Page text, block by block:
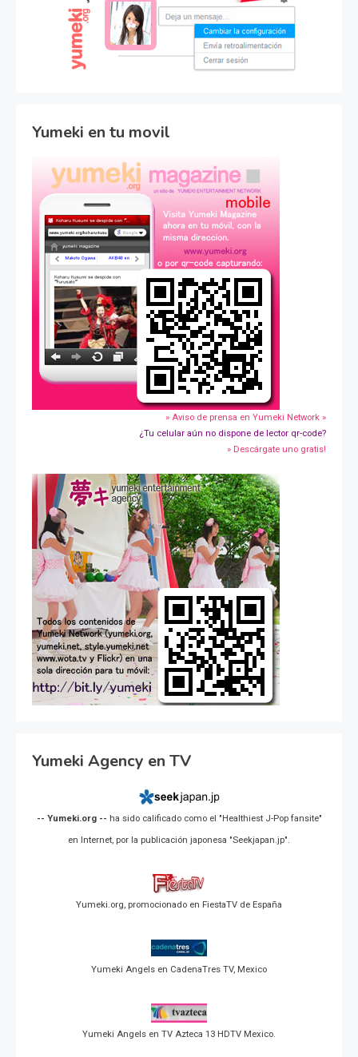
Yumeki en tu movil
» Aviso de prensa en Yumeki Network »
¿Tu celular aún no dispone de lector qr-code?
» Descárgate uno gratis!
Yumeki Agency en TV
-- Yumeki.org -- ha sido calificado como el "Healthiest J-Pop fansite"
en Internet, por la publicación japonesa "Seekjapan.jp".
Yumeki.org, promocionado en FiestaTV de España
Yumeki Angels en CadenaTres TV, Mexico
Yumeki Angels en TV Azteca 13 HDTV Mexico.